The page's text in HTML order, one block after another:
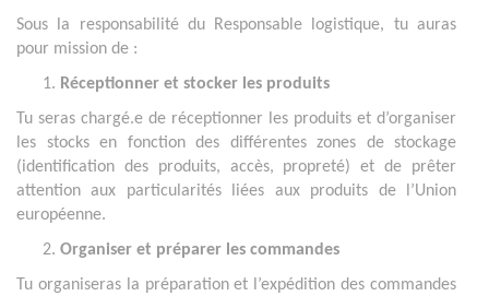
Sous la responsabilité du Responsable logistique, tu auras
pour mission de :
Réceptionner et stocker les produits
Tu seras chargé.e de réceptionner les produits et d’organiser
les stocks en fonction des différentes zones de stockage
(identification des produits, accès, propreté) et de prêter
attention aux particularités liées aux produits de l’Union
européenne.
Organiser et préparer les commandes
Tu organiseras la préparation et l’expédition des commandes